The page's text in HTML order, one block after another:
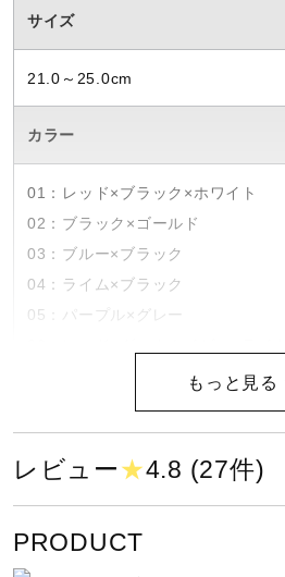
健康／エクササイズ
メディカル
コラボ／ライセンス
その他
サイズ
21.0～25.0cm
カラー
01：レッド×ブラック×ホワイト
02：ブラック×ゴールド
03：ブルー×ブラック
04：ライム×ブラック
05：パープル×グレー
07：ブラック×ネオミント×ブルー
09：ブラック×レッド
10：ブルー×ホワイト
51：ブラック×ライトブルー
素材
レビュー★4.8 (27件)
PRODUCT